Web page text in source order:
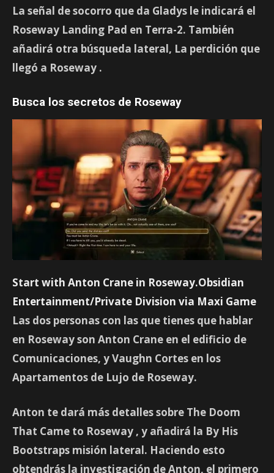
La señal de socorro que da Gladys le indicará el
Roseway Landing Pad en Terra-2. También
añadirá otra búsqueda lateral, La perdición que
llegó a Roseway .
Busca los secretos de Roseway
Start with Anton Crane in Roseway.Obsidian
Entertainment/Private Division via Maxi Game
Las dos personas con las que tienes que hablar
en Roseway son Anton Crane en el edificio de
Comunicaciones, yVaughn Cortes en los
Apartamentos de Lujo de Roseway.
Anton te dará más detalles sobre The Doom
That Came to Roseway , y añadirá la By His
Bootstraps misión lateral. Haciendo esto
obtendrás la investigación de Anton, el primero